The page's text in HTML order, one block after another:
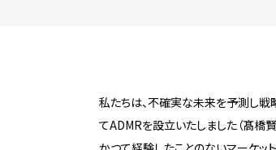
私たちは、不確実な未来を予測し戦
てADMRを設立いたしました（髙橋